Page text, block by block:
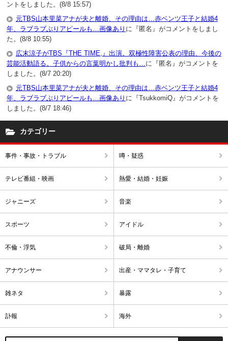
ントをしました。(8/8 15:57)
元TBS山本里菜アナが夫と離婚、その理由は…赤ベンツ王子と結婚4
年、ラブラブぶりアピールも…画像あり に『匿名』がコメントをしまし
た。(8/8 10:55)
広末涼子がTBS『THE TIME,』出演。双極性障害公表の理由、今後の
芸能活動語る。子供からの言葉明かし批判も…に『匿名』がコメントを
しました。(8/7 20:20)
元TBS山本里菜アナが夫と離婚、その理由は…赤ベンツ王子と結婚4
年、ラブラブぶりアピールも…画像あり に『TsukkomiQ』がコメントを
しました。(8/7 18:46)
カテゴリー
事件・事故・トラブル 噂・疑惑
テレビ番組・映画 熱愛・結婚・妊娠
ジャニーズ 音楽
スポーツ アイドル
不倫・浮気 破局・離婚
アナウンサー 出産・ママタレ・子育て
雑ネタ 暴露
訃報 海外